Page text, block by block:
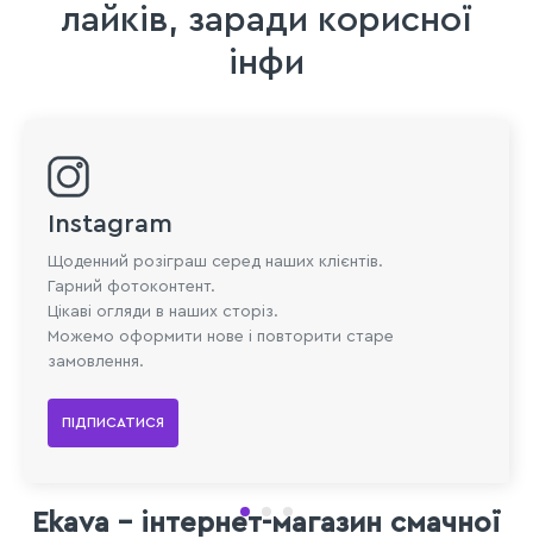
лайків, заради корисної
інфи
Instagram
Щоденний розіграш серед наших клієнтів.
Гарний фотоконтент.
Цікаві огляди в наших сторіз.
Можемо оформити нове і повторити старе
замовлення.
ПІДПИСАТИСЯ
Ekava - інтернет-магазин смачної